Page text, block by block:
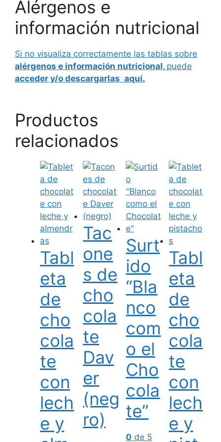
Alérgenos e
información nutricional
Si no visualiza correctamente las tablas sobre
alérgenos e información nutricional, puede
acceder y/o descargarlas aquí.
Productos
relacionados
Tabl
eta
de
cho
cola
te
con
lech
e y
Tac
one
s de
cho
cola
te
Dav
er
(neg
ro)
Surt
ido
“Bla
nco
com
o el
Cho
cola
te”
0 de 5
Tabl
eta
de
cho
cola
te
con
lech
e y